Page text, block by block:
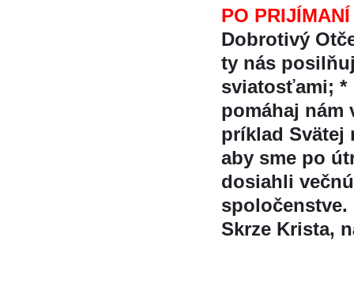
PO PRIJÍMANÍ
Dobrotivý
ty nás
sviatosťami; *
pomáhaj nám
príklad
aby sme po
dosiahli
spoločenstve.
Skrze Krista,